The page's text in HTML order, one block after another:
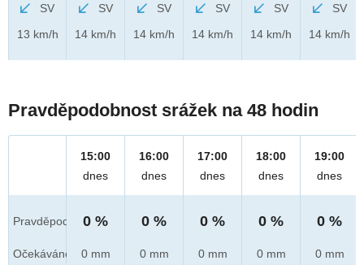
SV
13 km/h
SV
14 km/h
SV
14 km/h
SV
14 km/h
SV
14 km/h
SV
14 km/h
Pravděpodobnost srážek na 48 hodin
Pravděpod.
Očekáváno
15:00
dnes
0 %
0 mm
16:00
dnes
0 %
0 mm
17:00
dnes
0 %
0 mm
18:00
dnes
0 %
0 mm
19:00
dnes
0 %
0 mm